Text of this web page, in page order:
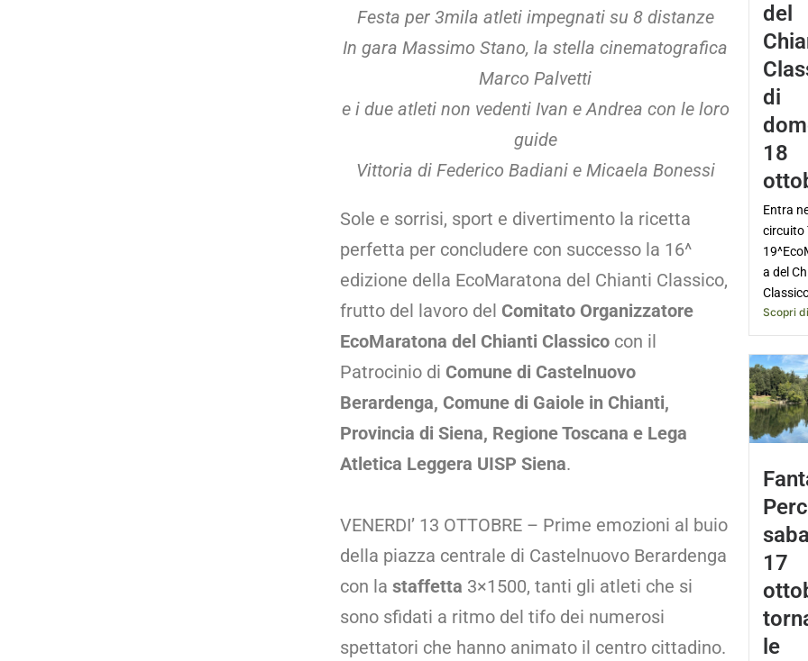
Festa per 3mila atleti impegnati su 8 distanze
In gara Massimo Stano, la stella cinematografica
Marco Palvetti
e i due atleti non vedenti Ivan e Andrea con le loro
guide
Vittoria di Federico Badiani e Micaela Bonessi
Sole e sorrisi, sport e divertimento la ricetta
perfetta per concludere con successo la 16^
edizione della EcoMaratona del Chianti Classico,
frutto del lavoro del Comitato Organizzatore
EcoMaratona del Chianti Classico con il
Patrocinio di Comune di Castelnuovo
Berardenga, Comune di Gaiole in Chianti,
Provincia di Siena, Regione Toscana e Lega
Atletica Leggera UISP Siena.
VENERDI’ 13 OTTOBRE – Prime emozioni al buio
della piazza centrale di Castelnuovo Berardenga
con la staffetta 3×1500, tanti gli atleti che si
sono sfidati a ritmo del tifo dei numerosi
spettatori che hanno animato il centro cittadino.
del
di
18
Entra
circuito
a del
Scopri
17
le